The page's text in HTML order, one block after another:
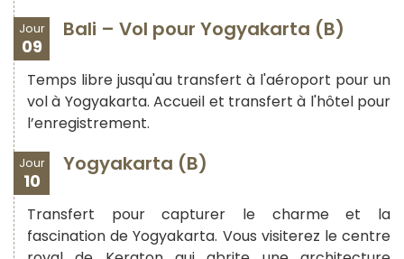
Jour
09
Bali – Vol pour Yogyakarta (B)
Temps libre jusqu'au transfert à l'aéroport pour un
vol à Yogyakarta. Accueil et transfert à l'hôtel pour
l’enregistrement.
Jour
10
Yogyakarta (B)
Transfert pour capturer le charme et la
fascination de Yogyakarta. Vous visiterez le centre